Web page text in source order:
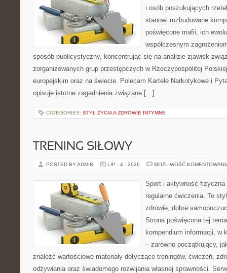
i osób poszukujących
stanowi rozbudowane
poświęcone mafii, ich
współczesnym
sposób publicystyczny, koncentrując się na analizie zjawisk
zorganizowanych grup przestępczych w Rzeczypospolitej
europejskim oraz na świecie. Polecam Kartele Narkotykowe i
opisuje istotne zagadnienia związane […]
CATEGORIES: STYL ŻYCIA A ZDROWIE INTYMNE
TRENING SIŁOWY
POSTED BY ADMIN LIP - 4 - 2026 MOŻLIWOŚĆ
Sport i aktywność
regularne ćwiczenia. To
zdrowie, dobre
Strona poświęcona tej
kompendium informacji, w
– zarówno początkujący,
znaleźć wartościowe materiały dotyczące treningów, ćwiczeń,
odżywiania oraz świadomego rozwijania własnej sprawności.